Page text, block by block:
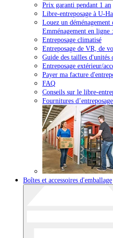
Prix garanti pendant 1 an
Libre-entreposage à U-
Louez un
Emménagement en ligne
Entreposage climatisé
Entreposage de VR, de
Guide des tailles d'unités
Entreposage extérieur/
Payer ma facture
FAQ
Conseils sur le libre-
Fournitures d’entreposage
Boîtes et accessoires d'emballage